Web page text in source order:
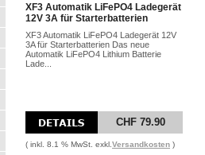
XF3 Automatik LiFePO4 Ladegerät
12V 3A für Starterbatterien
XF3 Automatik LiFePO4 Ladegerät 12V
3A für Starterbatterien Das neue
Automatik LiFePO4 Lithium Batterie
Lade...
CHF 79.90
( inkl. 8.1 % MwSt. exkl. Versandkosten )